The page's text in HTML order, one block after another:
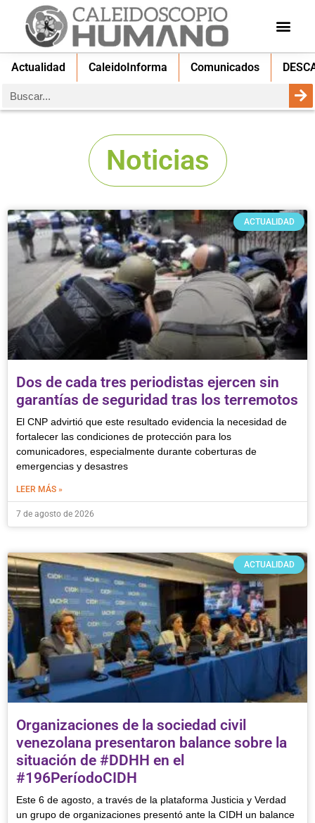
Actualidad CaleidoInforma Comunicados
Noticias
ACTUALIDAD
Dos de cada tres periodistas ejercen sin
garantías de seguridad tras los terremotos
El CNP advirtió que este resultado evidencia la necesidad de
fortalecer las condiciones de protección para los
comunicadores, especialmente durante coberturas de
emergencias y desastres
LEER MÁS »
7 de agosto de 2026
ACTUALIDAD
Organizaciones de la sociedad civil
venezolana presentaron balance sobre la
situación de #DDHH en el
#196PeríodoCIDH
Este 6 de agosto, a través de la plataforma Justicia y Verdad
un grupo de organizaciones presentó ante la CIDH un balance